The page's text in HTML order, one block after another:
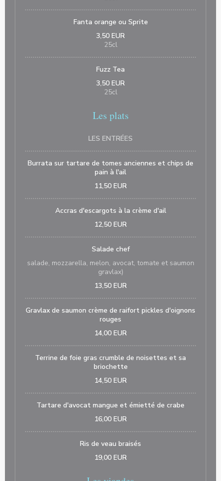
Fanta orange ou Sprite
3,50 EUR
25cl
Fuzz Tea
3,50 EUR
25cl
Les plats
LES ENTRÉES
Burrata sur tartare de tomes anciennes et chips de
pain à l'ail
11,50 EUR
Accras d'escargots à la crème d'ail
12,50 EUR
Salade chef
salade, mozzarella, melon, avocat, tomate et saumon
gravlax)
13,50 EUR
Gravlax de saumon crème de raifort pickles d'oignons
rouges
14,00 EUR
Terrine de foie gras crumble de noisettes et sa
briochette
14,50 EUR
Tartare d'avocat mangue et émietté de crabe
16,00 EUR
Ris de veau braisés
19,00 EUR